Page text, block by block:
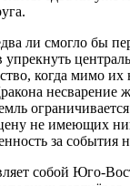
ли смогло бы
когда мимо
несварение
не имеющих
за события
собой Юго-